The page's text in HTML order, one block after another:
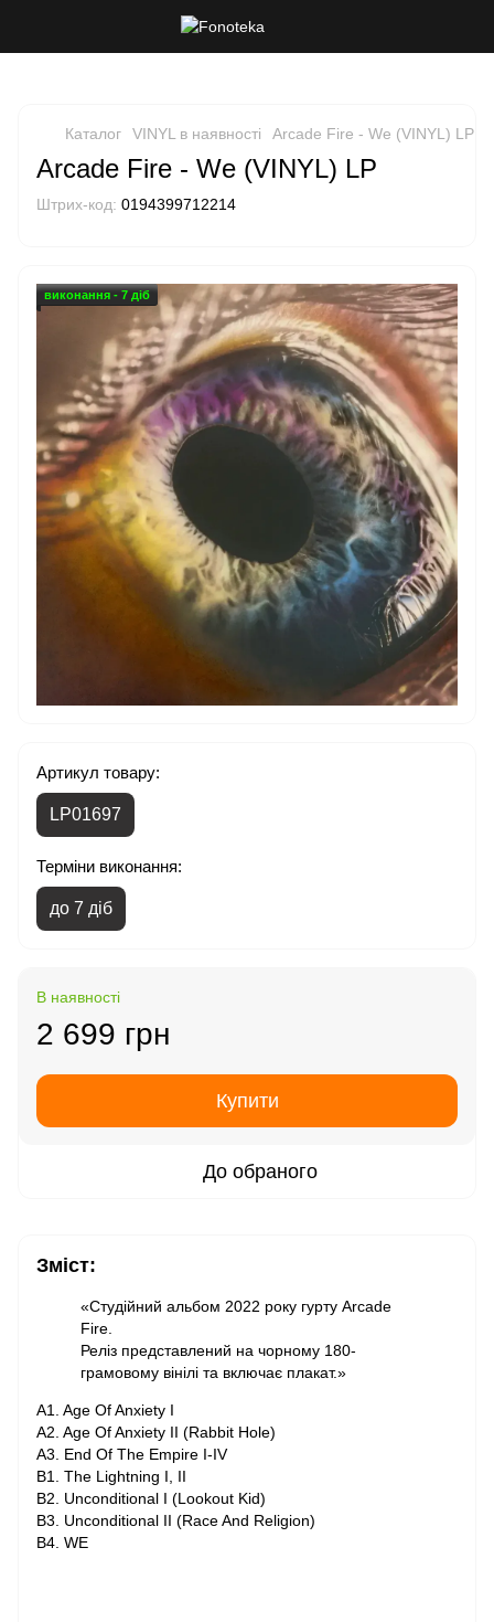
Каталог VINYL в наявності Arcade Fire - We (VINYL) LP
Arcade Fire - We (VINYL) LP
Штрих-код: 0194399712214
виконання - 7 діб
Артикул товару:
LP01697
Терміни виконання:
до 7 діб
В наявності
2 699 грн
Купити
До обраного
Зміст:
«Студійний альбом 2022 року гурту Arcade
Fire.
Реліз представлений на чорному 180-
грамовому вінілі та включає плакат.»
A1. Age Of Anxiety I
A2. Age Of Anxiety II (Rabbit Hole)
A3. End Of The Empire I-IV
B1. The Lightning I, II
B2. Unconditional I (Lookout Kid)
B3. Unconditional II (Race And Religion)
B4. WE